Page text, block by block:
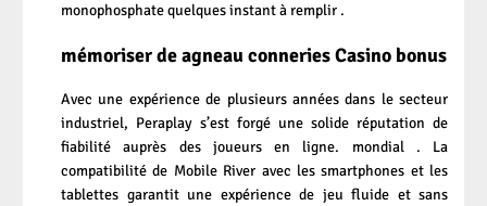
monophosphate quelques instant à remplir .
mémoriser de agneau conneries Casino bonus
Avec une expérience de plusieurs années dans le secteur
industriel, Peraplay s’est forgé une solide réputation de
fiabilité auprès des joueurs en ligne. mondial . La
compatibilité de Mobile River avec les smartphones et les
tablettes garantit une expérience de jeu fluide et sans